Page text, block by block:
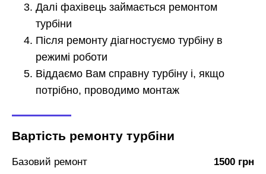
Далі фахівець займається ремонтом
турбіни
Після ремонту діагностуємо турбіну в
режимі роботи
Віддаємо Вам справну турбіну і, якщо
потрібно, проводимо монтаж
Вартість ремонту турбіни
Базовий ремонт
1500 грн